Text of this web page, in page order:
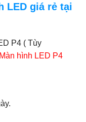
LED giá rẻ tại
P4 ( Tùy
Màn hình LED P4